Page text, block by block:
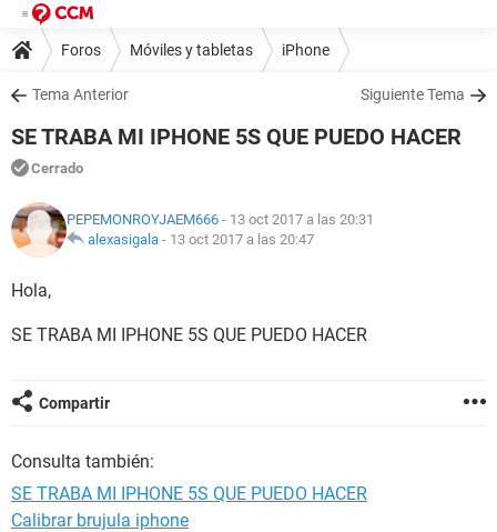
Foros Móviles y tabletas iPhone
Tema Anterior Siguiente Tema
SE TRABA MI IPHONE 5S QUE PUEDO HACER
Cerrado
PEPEMONROYJAEM666 - 13 oct 2017 a las 20:31
alexasigala - 13 oct 2017 a las 20:47
Hola,
SE TRABA MI IPHONE 5S QUE PUEDO HACER
Compartir
Consulta también:
SE TRABA MI IPHONE 5S QUE PUEDO HACER
Calibrar brujula iphone